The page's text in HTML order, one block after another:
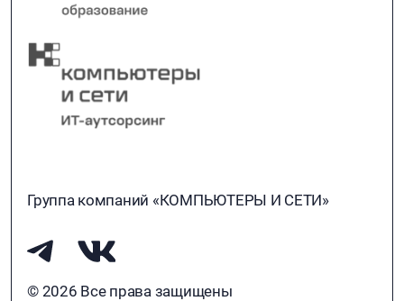
Группа компаний «КОМПЬЮТЕРЫ И СЕТИ»
© 2026 Все права защищены